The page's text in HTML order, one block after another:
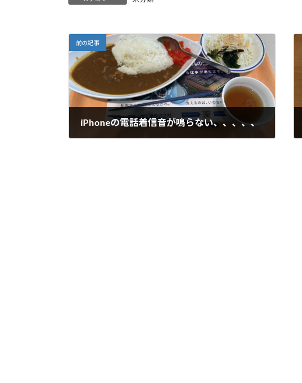
前の記事
iPhoneの電話着信音が鳴らない、、、、、